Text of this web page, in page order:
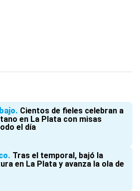
Cientos de fieles celebran a
en La Plata con misas
el día
Tras el temporal, bajó la
en La Plata y avanza la ola de